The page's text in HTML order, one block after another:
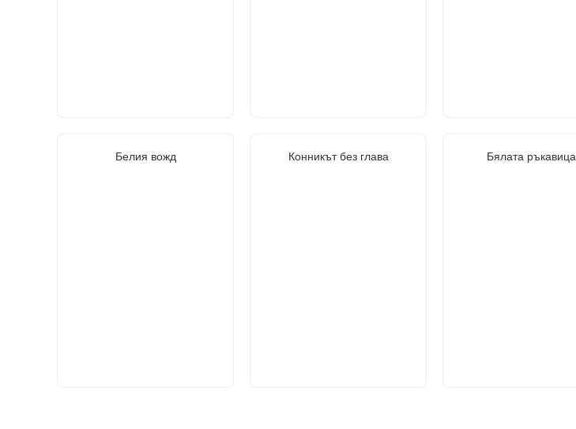
Белия вожд Конникът без глава Бялата ръкавица